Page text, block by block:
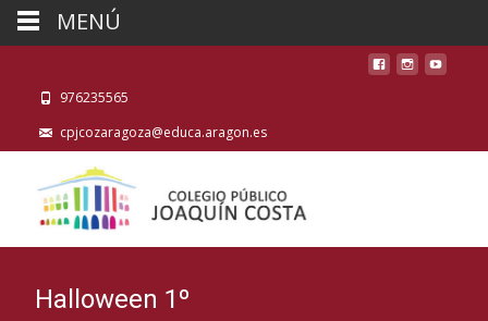
976235565
cpjcozaragoza@educa.aragon.es
Halloween 1º
MENÚ